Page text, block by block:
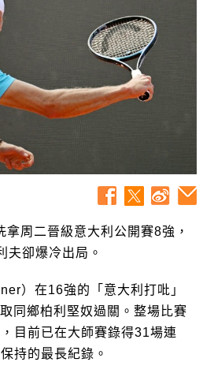
拿周二晉級意大利公開賽8強，
夫卻爆冷出局。
）在16強的「意大利打吡」
同鄉柏利堅奴過關。整場比賽
目前已在大師賽錄得31場連
持的最長紀錄。